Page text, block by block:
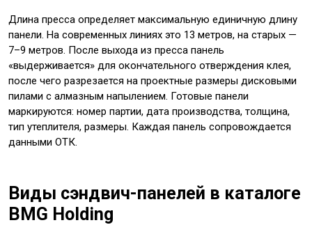
Длина пресса определяет максимальную единичную длину
панели. На современных линиях это 13 метров, на старых —
7–9 метров. После выхода из пресса панель
«выдерживается» для окончательного отверждения клея,
после чего разрезается на проектные размеры дисковыми
пилами с алмазным напылением. Готовые панели
маркируются: номер партии, дата производства, толщина,
тип утеплителя, размеры. Каждая панель сопровождается
данными ОТК.
Виды сэндвич-панелей в каталоге
BMG Holding